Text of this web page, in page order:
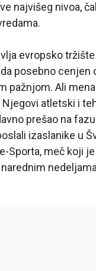
najvišeg nivoa,
evropsko
posebno
pažnjom. Ali
atletski i
prešao na
izaslanike u
Sporta, meč koji